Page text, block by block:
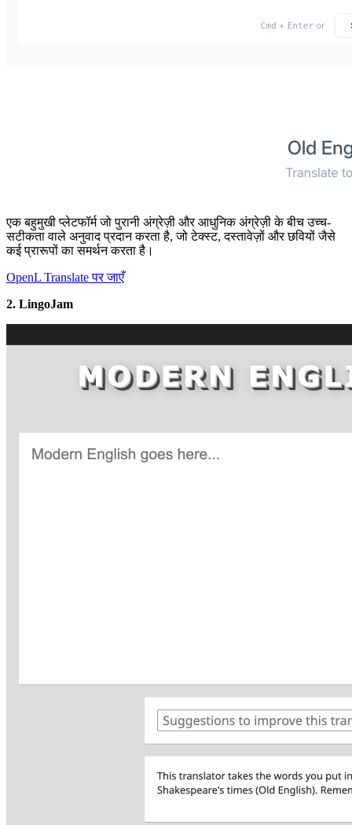
एक बहुमुखी प्लेटफॉर्म जो पुरानी अंग्रेज़ी और आधुनिक अंग्रेज़ी के बीच उच्च-
सटीकता वाले अनुवाद प्रदान करता है, जो टेक्स्ट, दस्तावेज़ों और छवियों जैसे
कई प्रारूपों का समर्थन करता है।
OpenL Translate पर जाएँ
2. LingoJam